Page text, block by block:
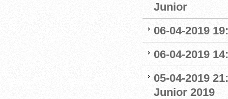
Junior
06-04-2019
06-04-2019
05-04-2019
Junior 2019